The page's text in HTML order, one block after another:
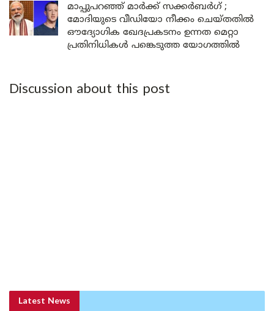
മാപ്പുപറഞ്ഞ് മാർക്ക് സക്കർബർഗ് ;
മോദിയുടെ വീഡിയോ നീക്കം ചെയ്തതിൽ
ഔദ്യോഗിക ഖേദപ്രകടനം ഉന്നത മെറ്റാ
പ്രതിനിധികൾ പങ്കെടുത്ത യോഗത്തിൽ
Discussion about this post
Latest News